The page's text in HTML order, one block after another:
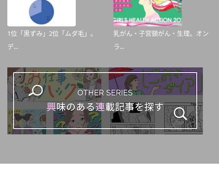
1位「黒ずみ」2位「ムダ毛」。
デ...
乳がん・子宮頸がん・生理。オン
ラ...